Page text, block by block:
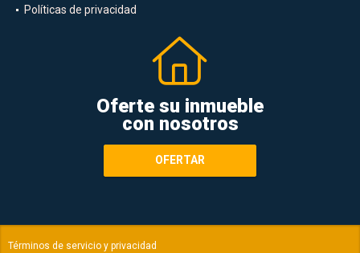
Políticas de privacidad
Oferte su inmueble
con nosotros
OFERTAR
Términos de servicio y privacidad